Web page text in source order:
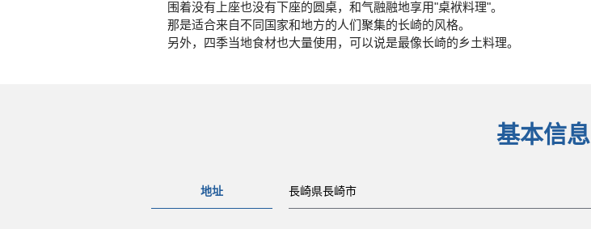
围着没有上座也没有下座的圆桌，和气融融地享用"桌袱料理"。
那是适合来自不同国家和地方的人们聚集的长崎的风格。
另外，四季当地食材也大量使用，可以说是最像长崎的乡土料理。
基本信息
地址 長崎県長崎市